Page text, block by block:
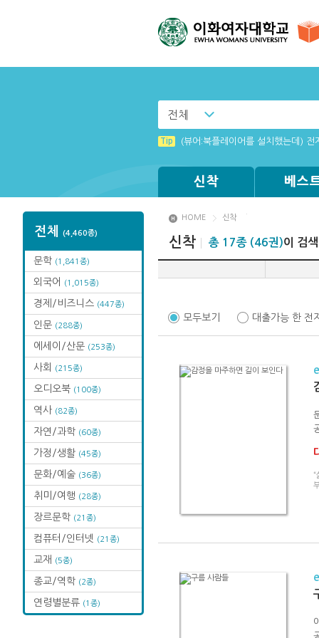
전체
Tip MAMACExtrac.dll 파일 다운로드
(뷰어:북플레이어를 설치했는데) 전
신착 베스
전체 (4,460종)
문학 (1,841종)
외국어 (1,015종)
경제/비즈니스 (447종)
인문 (288종)
에세이/산문 (253종)
사회 (215종)
오디오북 (100종)
역사 (82종)
자연/과학 (60종)
가정/생활 (45종)
문화/예술 (36종)
취미/여행 (28종)
장르문학 (21종)
컴퓨터/인터넷 (21종)
교재 (5종)
종교/역학 (2종)
연령별분류 (1종)
HOME 신착
신착 총 17종 (46권)이 검
모두보기 대출가능 한 전
“